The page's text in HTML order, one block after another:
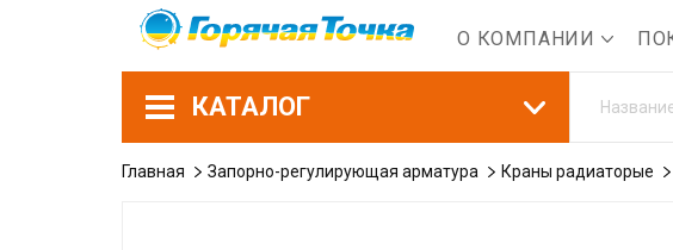
О КОМПАНИИ
КАТАЛОГ
Главная Запорно-регулирующая арматура Краны радиаторые